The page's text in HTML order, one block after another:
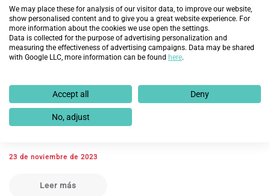
Fundación Integra ha conseguido más de 7.000
23 de noviembre de 2023
Leer más
We may place these for analysis of our visitor data, to improve our website,
show personalised content and to give you a great website experience. For
more information about the cookies we use open the settings.
Data is collected for the purpose of advertising personalization and
measuring the effectiveness of advertising campaigns. Data may be shared
with Google LLC, more information can be found here.
Accept all Deny
No, adjust